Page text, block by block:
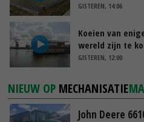
GISTEREN, 14:06
Koeien van
wereld zijn te
GISTEREN, 12:00
NIEUW OP MECHANISATIE
John Deere